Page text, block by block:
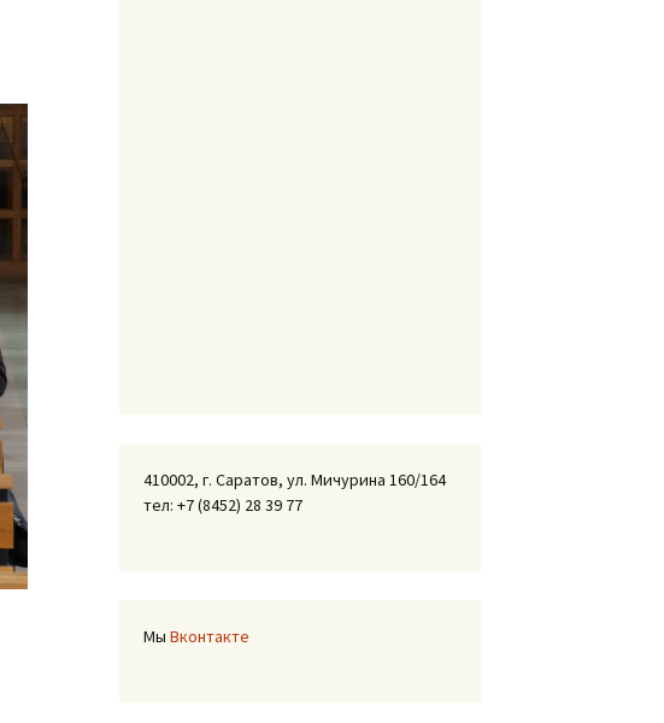
410002, г. Саратов, ул. Мичурина 160/164
тел: +7 (8452) 28 39 77
Мы Вконтакте